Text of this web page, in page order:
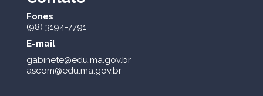
Fones:
(98) 3194-7791
E-mail:
gabinete@edu.ma.gov.br
ascom@edu.ma.gov.br